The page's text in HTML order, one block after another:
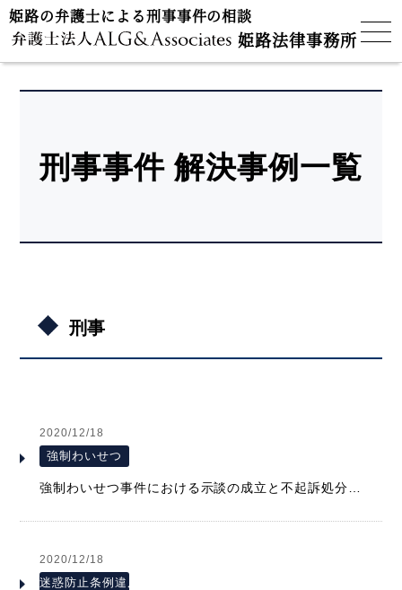
姫路の弁護士による刑事事件の相談
姫路法律事務所
刑事事件 解決事例一覧
刑事
2020/12/18
強制わいせつ
2020/12/18
迷惑防止条例違反